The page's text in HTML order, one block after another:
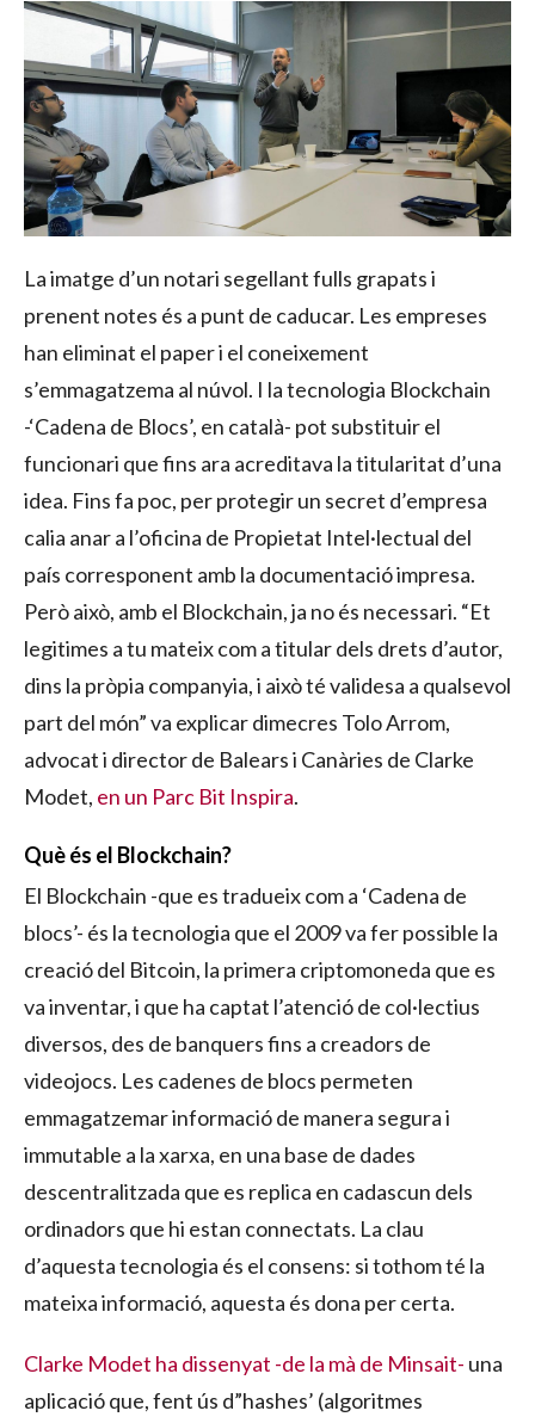
La imatge d’un notari segellant fulls grapats i
prenent notes és a punt de caducar. Les empreses
han eliminat el paper i el coneixement
s’emmagatzema al núvol. I la tecnologia Blockchain
-‘Cadena de Blocs’, en català- pot substituir el
funcionari que fins ara acreditava la titularitat d’una
idea. Fins fa poc, per protegir un secret d’empresa
calia anar a l’oficina de Propietat Intel·lectual del
país corresponent amb la documentació impresa.
Però això, amb el Blockchain, ja no és necessari. “Et
legitimes a tu mateix com a titular dels drets d’autor,
dins la pròpia companyia, i això té validesa a qualsevol
part del món” va explicar dimecres Tolo Arrom,
advocat i director de Balears i Canàries de Clarke
Modet, en un Parc Bit Inspira.
Què és el Blockchain?
El Blockchain -que es tradueix com a ‘Cadena de
blocs’- és la tecnologia que el 2009 va fer possible la
creació del Bitcoin, la primera criptomoneda que es
va inventar, i que ha captat l’atenció de col·lectius
diversos, des de banquers fins a creadors de
videojocs. Les cadenes de blocs permeten
emmagatzemar informació de manera segura i
immutable a la xarxa, en una base de dades
descentralitzada que es replica en cadascun dels
ordinadors que hi estan connectats. La clau
d’aquesta tecnologia és el consens: si tothom té la
mateixa informació, aquesta és dona per certa.
Clarke Modet ha dissenyat -de la mà de Minsait- una
aplicació que, fent ús d”hashes’ (algoritmes